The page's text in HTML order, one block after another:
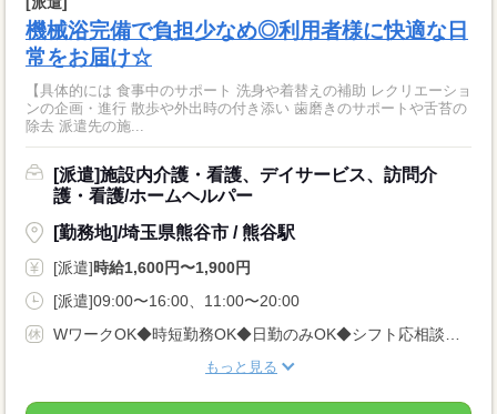
機械浴完備で負担少なめ◎利用者様に快適な日
常をお届け☆
【具体的には 食事中のサポート 洗身や着替えの補助 レクリエーショ
ンの企画・進行 散歩や外出時の付き添い 歯磨きのサポートや舌苔の
除去 派遣先の施...
[派遣]施設内介護・看護、デイサービス、訪問介
護・看護/ホームヘルパー
[勤務地]/埼玉県熊谷市 / 熊谷駅
[派遣]時給1,600円〜1,900円
[派遣]09:00〜16:00、11:00〜20:00
もっと見る